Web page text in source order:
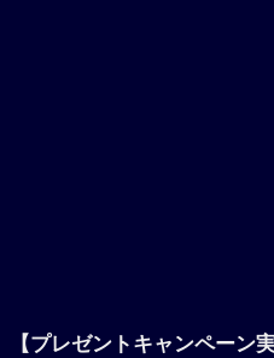
【プレゼントキャンペーン